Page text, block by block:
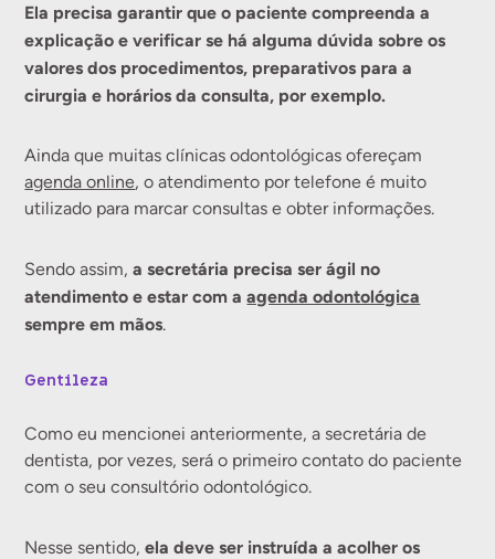
Ela precisa garantir que o paciente compreenda a
explicação e verificar se há alguma dúvida sobre os
valores dos procedimentos, preparativos para a
cirurgia e horários da consulta, por exemplo.
Ainda que muitas clínicas odontológicas ofereçam
agenda online, o atendimento por telefone é muito
utilizado para marcar consultas e obter informações.
Sendo assim,a secretária precisa ser ágil no
atendimento e estar com a agenda odontológica
sempre em mãos.
Gentileza
Como eu mencionei anteriormente, a secretária de
dentista, por vezes, será o primeiro contato do paciente
com o seu consultório odontológico.
Nesse sentido,ela deve ser instruída a acolher os